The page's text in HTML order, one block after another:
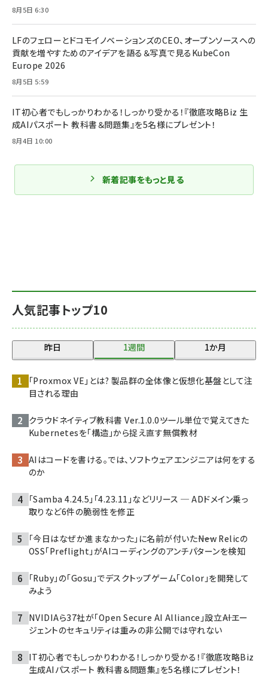
人気記事トップ10
昨日 1週間 1か月
「Proxmox VE」とは? 製品群の全体像と仮想化基盤として注
目される理由
クラウドネイティブ教科書 Ver.1.0.0――ツール単位で覚えてきた
Kubernetesを「構造」から捉え直す無償教材
AIはコードを書ける。では、ソフトウェアエンジニアは何をする
のか
「Samba 4.24.5」「4.23.11」などリリース ─ ADドメイン乗っ
取りなど6件の脆弱性を修正
「今日はなぜか進まなかった」に名前が付いた――New Relicの
OSS「Preflight」がAIコーディングのアンチパターンを検知
「Ruby」の「Gosu」でデスクトップゲーム「Color」を開発して
みよう
NVIDIAら37社が「Open Secure AI Alliance」設立――AIエー
ジェントのセキュリティは重みの非公開では守れない
IT初心者でもしっかりわかる！しっかり受かる！『徹底攻略Biz
生成AIパスポート 教科書＆問題集』を5名様にプレゼント！
8月5日 6:30
LFのフェローとドコモイノベーションズのCEO、オープンソースへの
貢献を増やすためのアイデアを語る＆写真で見るKubeCon
Europe 2026
8月5日 5:59
IT初心者でもしっかりわかる！しっかり受かる！『徹底攻略Biz 生
成AIパスポート 教科書＆問題集』を5名様にプレゼント！
8月4日 10:00
新着記事をもっと見る